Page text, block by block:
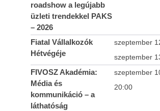
roadshow a legújabb
üzleti trendekkel PAKS
– 2026
Fiatal Vállalkozók
Hétvégéje
szeptember
szeptember
FIVOSZ Akadémia:
Média és
kommunikáció – a
láthatóság
szeptember
20:00